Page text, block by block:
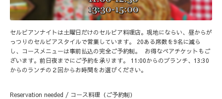
セルビアンナイトは土曜日だけのセルビア料理店。現地にならい、昼からが
っつりのセルビアスタイルで営業しています。 20ある席数を9名に減ら
し、コースメニューは事前払込の完全ご予約制。 お得なペアチケットもご
ざいます。前日夜までにご予約を承ります。 11:00からのブランチ、13:30
からのランチの２回からお時間をお選びください。
Reservation needed / コース料理（ご予約制）